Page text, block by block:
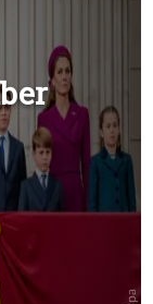
Überspringen